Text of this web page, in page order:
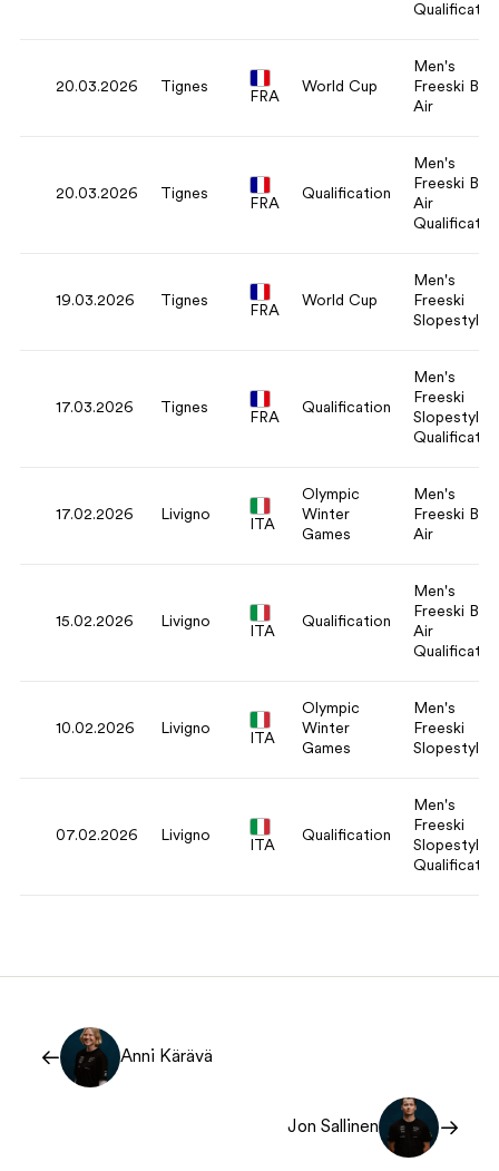
20.03.2026 Tignes
FRA
World Cup
Men's
Freeski Big
Air
20.03.2026 Tignes
FRA
Qualification
Men's
Freeski Big
Air
19.03.2026 Tignes
FRA
World Cup
Men's
Freeski
Slopestyle
17.03.2026 Tignes
FRA
Qualification
Men's
Freeski
Slopestyle
17.02.2026 Livigno
ITA
Olympic
Winter
Games
Men's
Freeski Big
Air
15.02.2026 Livigno
ITA
Qualification
Men's
Freeski Big
Air
10.02.2026 Livigno
ITA
Olympic
Winter
Games
Men's
Freeski
Slopestyle
07.02.2026 Livigno
ITA
Qualification
Men's
Freeski
Slopestyle
Anni Kärävä
Jon Sallinen